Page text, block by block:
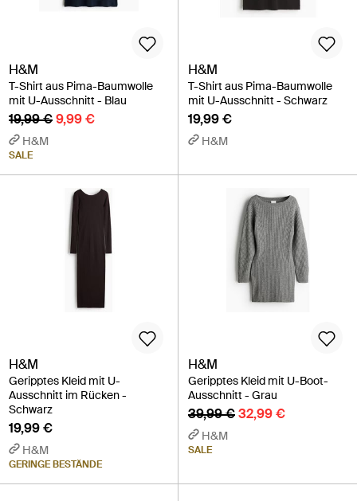
H&M
T-Shirt aus Pima-Baumwolle
mit U-Ausschnitt - Blau
19,99 €9,99 €
H&M
SALE
H&M
T-Shirt aus Pima-Baumwolle
mit U-Ausschnitt - Schwarz
19,99 €
H&M
H&M
Geripptes Kleid mit U-
Ausschnitt im Rücken -
Schwarz
19,99 €
H&M
GERINGE BESTÄNDE
H&M
Geripptes Kleid mit U-Boot-
Ausschnitt - Grau
39,99 €32,99 €
H&M
SALE